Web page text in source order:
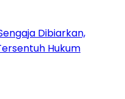
Dibiarkan,
Hukum